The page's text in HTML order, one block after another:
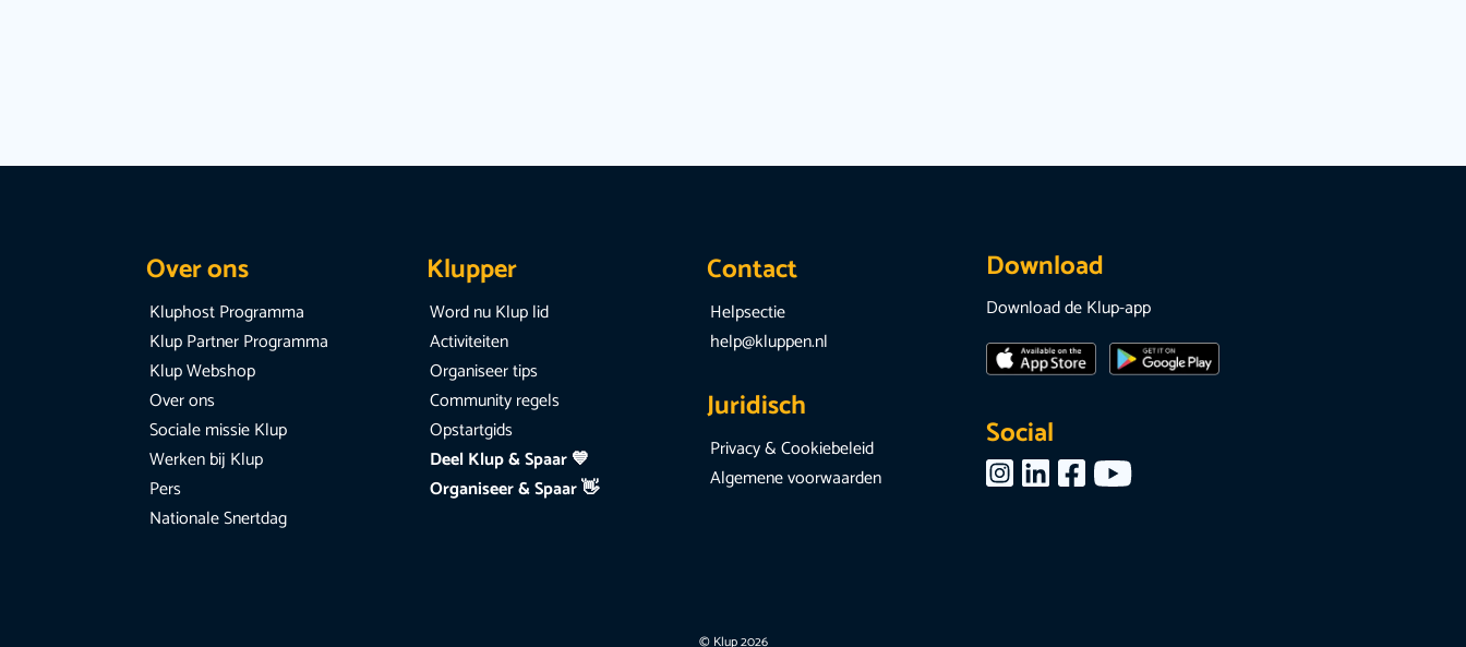
Over ons
Kluphost Programma
Klup Partner Programma
Klup Webshop
Over ons
Sociale missie Klup
Werken bij Klup
Pers
Nationale Snertdag
Klupper
Word nu Klup lid
Activiteiten
Organiseer tips
Community regels
Opstartgids
Deel Klup & Spaar 💙
Organiseer & Spaar 👋
Contact
Helpsectie
help@kluppen.nl
Juridisch
Privacy & Cookiebeleid
Algemene voorwaarden
Download
Download de Klup-app
Social
© Klup 2026